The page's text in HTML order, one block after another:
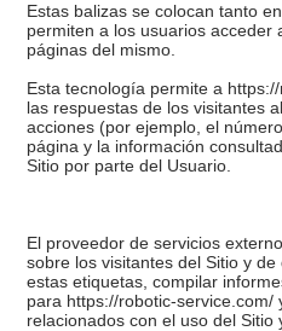
Estas balizas se colocan tanto
permiten a los usuarios acceder
páginas del mismo.
Esta tecnología permite a
las respuestas de los visitantes
acciones (por ejemplo, el
página y la información
Sitio por parte del Usuario.
El proveedor de servicios
sobre los visitantes del Sitio y
estas etiquetas, compilar
para https://robotic-service.com/
relacionados con el uso del Sitio